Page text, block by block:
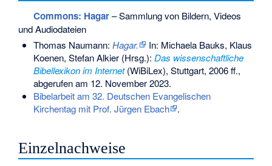
Commons: Hagar– Sammlung von Bildern, Videos
und Audiodateien
Thomas Naumann: Hagar.
In: Michaela Bauks, Klaus
Koenen, Stefan Alkier (Hrsg.): Das wissenschaftliche
Bibellexikon im Internet(WiBiLex), Stuttgart, 2006 ff.,
abgerufen am 12. November 2023.
Bibelarbeit am 32. Deutschen Evangelischen
Kirchentag mit Prof. Jürgen Ebach
.
Einzelnachweise